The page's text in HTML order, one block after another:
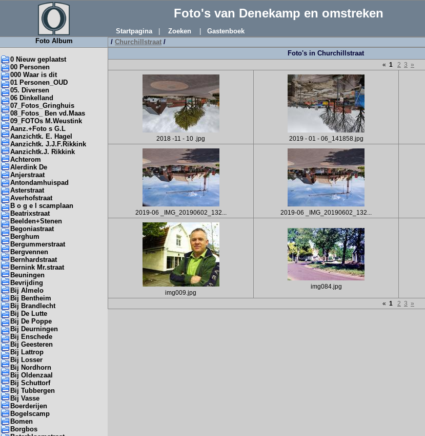
Foto's van Denekamp en omstreken
Startpagina| Zoeken Gastenboek
Foto Album
0 Nieuw geplaatst
00 Personen
000 Waar is dit
01 Personen_OUD
05. Diversen
06 Dinkelland
07_Fotos_Gringhuis
08_Fotos_ Ben vd.Maas
09_FOTOs M.Weustink
Aanz.+Foto s G.L
Aanzichtk. E. Hagel
Aanzichtk. J.J.F.Rikkink
Aanzichtk.J. Rikkink
Achterom
Alerdink De
Anjerstraat
Antondamhuispad
Asterstraat
Averhofstraat
B o g e l scamplaan
Beatrixstraat
Beelden+Stenen
Begoniastraat
Berghum
Bergummerstraat
Bergvennen
Bernhardstraat
Bernink Mr.straat
Beuningen
Bevrijding
Bij Almelo
Bij Bentheim
Bij Brandlecht
Bij De Lutte
Bij De Poppe
Bij Deurningen
Bij Enschede
Bij Geesteren
Bij Lattrop
Bij Losser
Bij Nordhorn
Bij Oldenzaal
Bij Schuttorf
Bij Tubbergen
Bij Vasse
Boerderijen
Bogelscamp
Bomen
Borgbos
/ Churchillstraat /
Foto's in Churchillstraat
« 1 2 3 »
2018 -11 - 10 .jpg 2019 - 01 - 06_141858.jpg
2019-06 _IMG_20190602_132... 2019-06 _IMG_20190602_132...
img009.jpg
img084.jpg
« 1 2 3 »